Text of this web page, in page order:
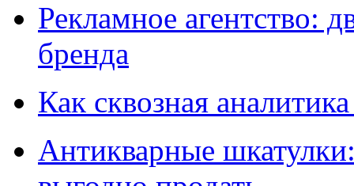
Рекламное агентство:
бренда
Как сквозная
Антикварные